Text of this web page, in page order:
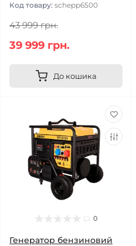
Код товару: schepp6500
43 999 грн.
39 999 грн.
До кошика
0
Генератор бензиновий